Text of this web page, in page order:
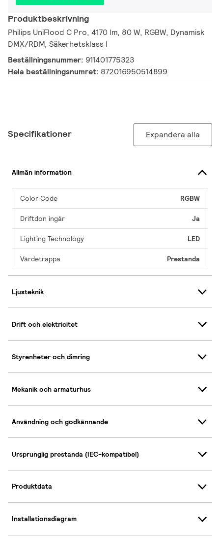
Produktbeskrivning
Philips UniFlood C Pro, 4170 lm, 80 W, RGBW, Dynamisk
DMX/RDM, Säkerhetsklass I
Beställningsnummer: 911401775323
Hela beställningsnumret: 872016950514899
Specifikationer Expandera alla
Allmän information
Color Code RGBW
Driftdon ingår Ja
Lighting Technology LED
Värdetrappa Prestanda
Ljusteknik
Drift och elektricitet
Styrenheter och dimring
Mekanik och armaturhus
Användning och godkännande
Ursprunglig prestanda (IEC-kompatibel)
Produktdata
Installationsdiagram